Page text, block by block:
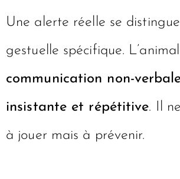
Une alerte réelle se
gestuelle spécifique.
communication non-
insistante et répétitive. Il
à jouer mais à prévenir.